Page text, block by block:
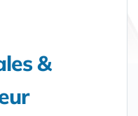
&